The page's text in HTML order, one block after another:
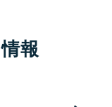
報